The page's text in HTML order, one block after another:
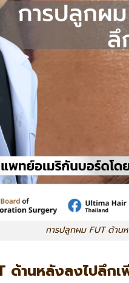
การปลูกผม FUT ด้าน
ด้านหลังลงไปลึกเ